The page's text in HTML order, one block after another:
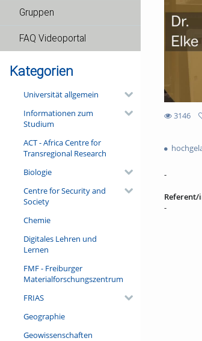
Gruppen
FAQ Videoportal
Kategorien
Universität allgemein
Informationen zum
Studium
ACT - Africa Centre for
Transregional Research
Biologie
Centre for Security and
Society
Chemie
Digitales Lehren und
Lernen
FMF - Freiburger
Materialforschungszentrum
FRIAS
Geographie
Geowissenschaften
3146
views
-
Referent/
-